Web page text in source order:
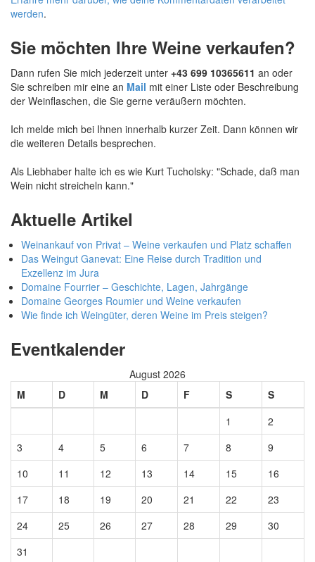
werden.
Sie möchten Ihre Weine verkaufen?
Dann rufen Sie mich jederzeit unter +43 699 10365611 an oder
Sie schreiben mir eine an Mail mit einer Liste oder Beschreibung
der Weinflaschen, die Sie gerne veräußern möchten.
Ich melde mich bei Ihnen innerhalb kurzer Zeit. Dann können wir
die weiteren Details besprechen.
Als Liebhaber halte ich es wie Kurt Tucholsky: "Schade, daß man
Wein nicht streicheln kann."
Aktuelle Artikel
Weinankauf von Privat – Weine verkaufen und Platz schaffen
Das Weingut Ganevat: Eine Reise durch Tradition und
Exzellenz im Jura
Domaine Fourrier – Geschichte, Lagen, Jahrgänge
Domaine Georges Roumier und Weine verkaufen
Wie finde ich Weingüter, deren Weine im Preis steigen?
Eventkalender
August 2026
M
D M D F S
S
1
2
3
4 5 6 7 8
9
10
11 12 13 14 15
16
17
18 19 20 21 22
23
24
25 26 27 28 29
30
31